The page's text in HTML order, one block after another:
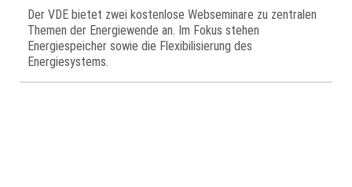
Der VDE bietet zwei kostenlose Webseminare zu zentralen
Themen der Energiewende an. Im Fokus stehen
Energiespeicher sowie die Flexibilisierung des
Energiesystems.